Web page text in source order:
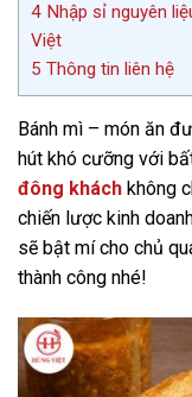
4 Nhập sỉ nguyên
Việt
5 Thông tin liên hệ
Bánh mì – món ăn
hút khó cưỡng với
đông khách không
chiến lược kinh
sẽ bật mí cho chủ
thành công nhé!